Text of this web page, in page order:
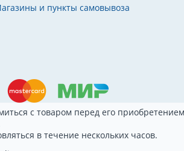
и пункты самовывоза
с товаром перед его
в течение нескольких часов.